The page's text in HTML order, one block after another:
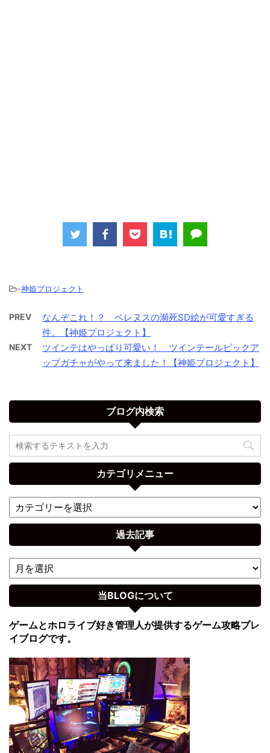
-神姫プロジェクト
PREV
なんぞこれ！？ ベレヌスの瀕死SD絵が可愛すぎる
件。【神姫プロジェクト】
NEXT
ツインテはやっぱり可愛い！ ツインテールピックア
ップガチャがやって来ました！【神姫プロジェクト】
ブログ内検索
カテゴリメニュー
過去記事
当BLOGについて
ゲームとホロライブ好き管理人が提供するゲーム攻略プレ
イブログです。